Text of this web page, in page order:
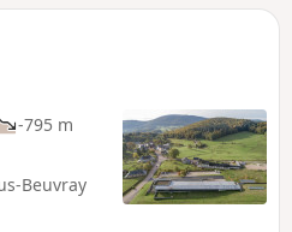
-795 m
Beuvray